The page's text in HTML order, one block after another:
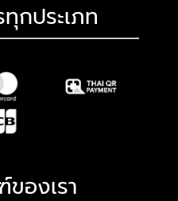
กประเภท
องเรา